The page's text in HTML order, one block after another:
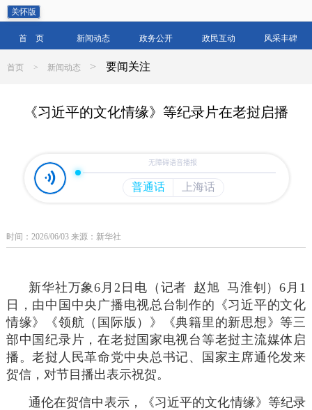
关怀版
首 页 新闻动态 政务公开 政民互动 风采丰碑
首页 > 新闻动态 > 要闻关注
《习近平的文化情缘》等纪录片在老挝启播
时间：2026/06/03 来源：新华社
新华社万象6月2日电（记者 赵旭 马淮钊）6月1
日，由中国中央广播电视总台制作的《习近平的文化
情缘》《领航（国际版）》《典籍里的新思想》等三
部中国纪录片，在老挝国家电视台等老挝主流媒体启
播。老挝人民革命党中央总书记、国家主席通伦发来
贺信，对节目播出表示祝贺。
通伦在贺信中表示，《习近平的文化情缘》等纪录